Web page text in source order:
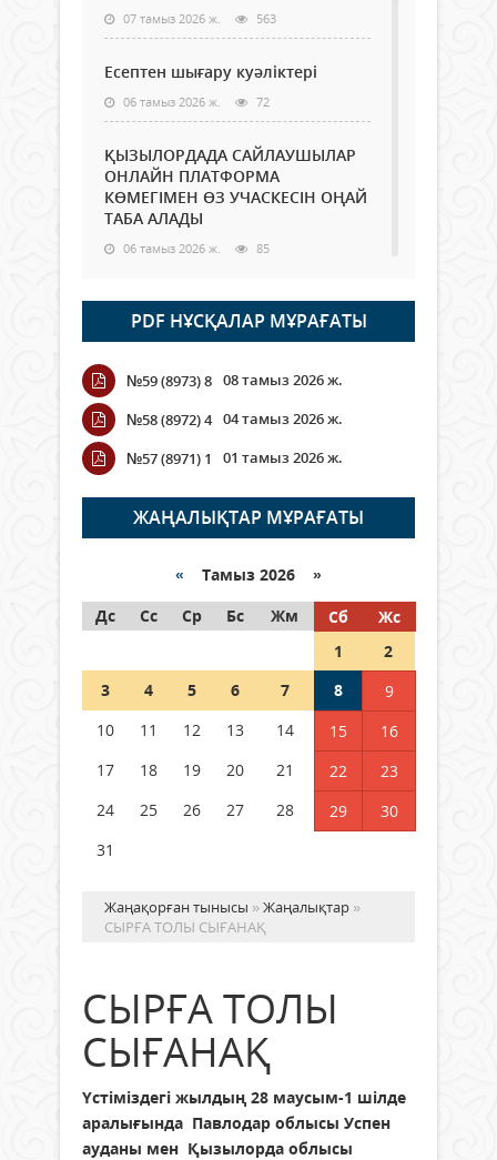
07 тамыз 2026 ж. 563
Есептен шығару куәліктері
06 тамыз 2026 ж. 72
ҚЫЗЫЛОРДАДА САЙЛАУШЫЛАР
ОНЛАЙН ПЛАТФОРМА
КӨМЕГІМЕН ӨЗ УЧАСКЕСІН ОҢАЙ
ТАБА АЛАДЫ
06 тамыз 2026 ж. 85
Open Air: Қызылорда облысы
полиция департаменті 20
мыңнан астам көрерменнің
қауіпсіздігін қамтамасыз етті
06 тамыз 2026 ж.
Wi-Fi ҚАБЫРҒА АРҚЫЛЫ ҚАЛАЙ
ӨТЕДІ?
06 тамыз 2026 ж. 262
граждане Казахстана,
05 тамыз 2026 ж. 144
Шетелде жүрген Қазақстан
азаматтары қалай дауыс бере
PDF НҰСҚАЛАР МҰРАҒАТЫ
№59 (8973) 8 08 тамыз 2026 ж.
№58 (8972) 4 04 тамыз 2026 ж.
№57 (8971) 1
01 тамыз 2026 ж.
ЖАҢАЛЫҚТАР МҰРАҒАТЫ
« Тамыз 2026 »
Дс
Сс Ср Бс Жм Сб
Жс
1
2
3
4 5 6 7 8
9
10
11 12 13 14 15
16
17
18 19 20 21 22
23
24
25 26 27 28 29
30
31
Жаңақорған тынысы »Жаңалықтар »
СЫРҒА ТОЛЫ СЫҒАНАҚ
СЫРҒА ТОЛЫ
СЫҒАНАҚ
Үстіміздегі жылдың 28 маусым-1 шілде
аралығында Павлодар облысы Успен
ауданы мен Қызылорда облысы